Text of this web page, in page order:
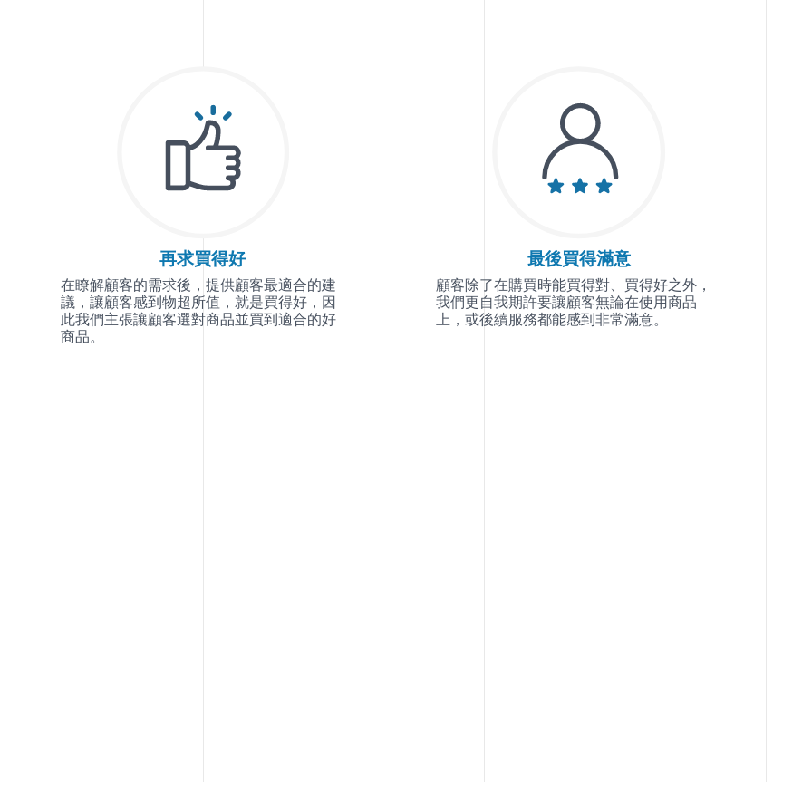
再求買得好
在瞭解顧客的需求後，提供顧客最適合的建
議，讓顧客感到物超所值，就是買得好，因
此我們主張讓顧客選對商品並買到適合的好
商品。
最後買得滿意
顧客除了在購買時能買得對、買得好之外，
我們更自我期許要讓顧客無論在使用商品
上，或後續服務都能感到非常滿意。